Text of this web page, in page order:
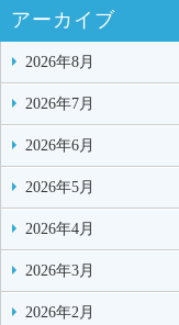
アーカイブ
2026年8月
2026年7月
2026年6月
2026年5月
2026年4月
2026年3月
2026年2月